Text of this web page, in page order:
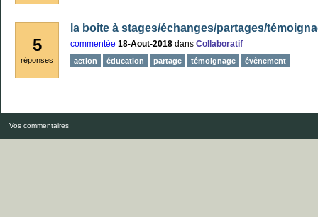
5
réponses
la boite à stages/échanges/partages/
commentée 18-Aout-2018 dans Collaboratif
action éducation partage témoignage évènement
Vos commentaires